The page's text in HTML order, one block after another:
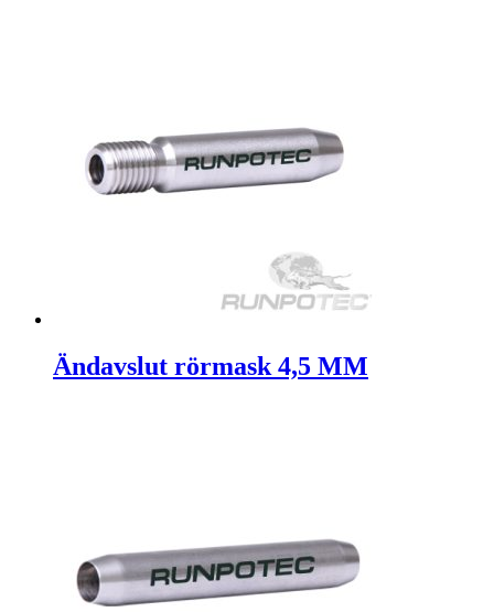
Ändavslut rörmask 4,5 MM